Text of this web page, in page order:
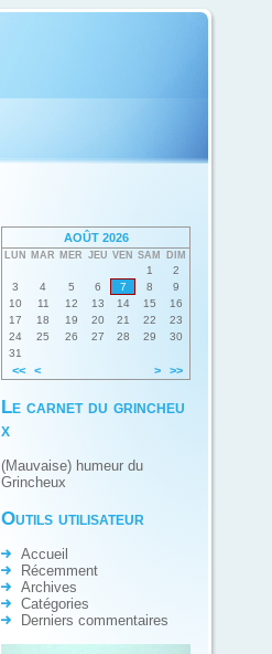
AOÛT 2026
LUN MAR MER JEU VEN SAM DIM
1
2
3
4 5 6 7 8
9
10
11 12 13 14 15
16
17
18 19 20 21 22
23
24
25 26 27 28 29
30
31
<< < > >>
Le carnet du grincheu
x
(Mauvaise) humeur du
Grincheux
Outils utilisateur
Accueil
Récemment
Archives
Catégories
Derniers commentaires